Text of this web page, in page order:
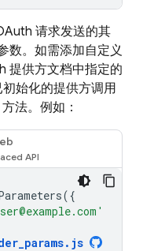
请求发送的其
数。如需添加自定义
提供方文档中指定的
始化的提供方调用
方法。例如：
({
. js